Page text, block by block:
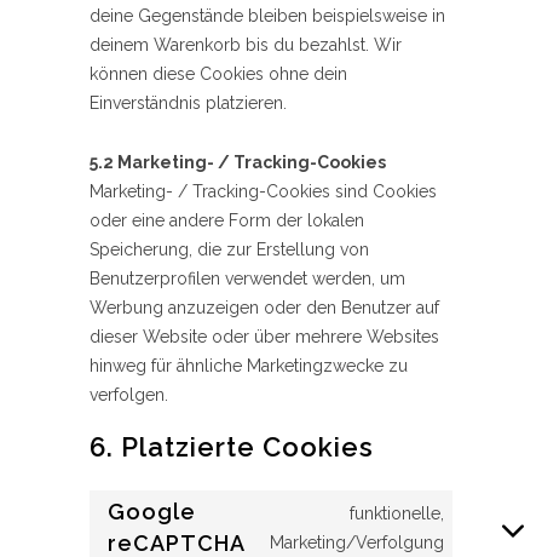
deine Gegenstände bleiben beispielsweise in
deinem Warenkorb bis du bezahlst. Wir
können diese Cookies ohne dein
Einverständnis platzieren.
5.2 Marketing- / Tracking-Cookies
Marketing- / Tracking-Cookies sind Cookies
oder eine andere Form der lokalen
Speicherung, die zur Erstellung von
Benutzerprofilen verwendet werden, um
Werbung anzuzeigen oder den Benutzer auf
dieser Website oder über mehrere Websites
hinweg für ähnliche Marketingzwecke zu
verfolgen.
6. Platzierte Cookies
Google
reCAPTCHA
funktionelle,
Marketing/Verfolgung
Consent